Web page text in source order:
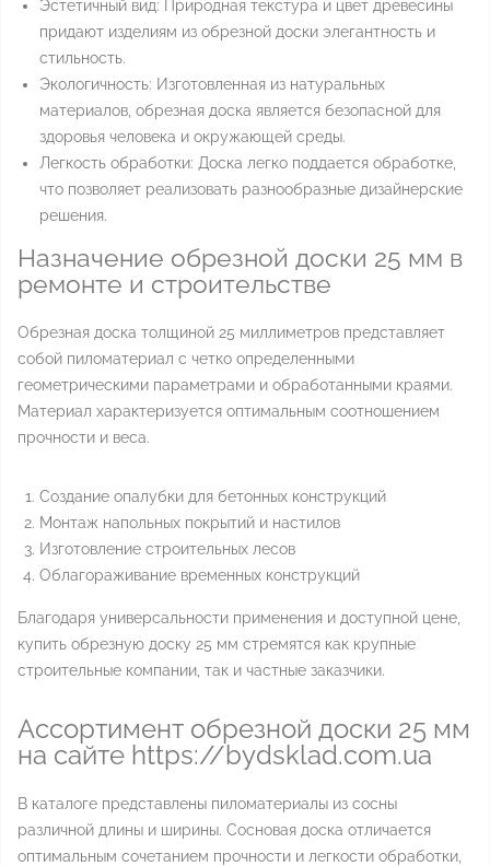
Эстетичный вид: Природная текстура и цвет древесины
придают изделиям из обрезной доски элегантность и
стильность.
Экологичность: Изготовленная из натуральных
материалов, обрезная доска является безопасной для
здоровья человека и окружающей среды.
Легкость обработки: Доска легко поддается обработке,
что позволяет реализовать разнообразные дизайнерские
решения.
Назначение обрезной доски 25 мм в
ремонте и строительстве
Обрезная доска толщиной 25 миллиметров представляет
собой пиломатериал с четко определенными
геометрическими параметрами и обработанными краями.
Материал характеризуется оптимальным соотношением
прочности и веса.
Создание опалубки для бетонных конструкций
Монтаж напольных покрытий и настилов
Изготовление строительных лесов
Облагораживание временных конструкций
Благодаря универсальности применения и доступной цене,
купить обрезную доску 25 мм стремятся как крупные
строительные компании, так и частные заказчики.
Ассортимент обрезной доски 25 мм
на сайте https://bydsklad.com.ua
В каталоге представлены пиломатериалы из сосны
различной длины и ширины. Сосновая доска отличается
оптимальным сочетанием прочности и легкости обработки,